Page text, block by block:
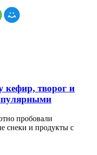
кефир, творог и
пробовали
снеки и продукты с